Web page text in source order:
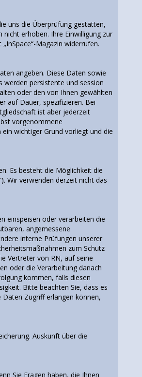
uns die Überprüfung gestatten,
erhoben. Ihre Einwilligung zur
Magazin widerrufen.
angeben. Diese Daten sowie
werden persistente und session
oder den von Ihnen gewählten
auf Dauer, spezifizieren. Bei
ist aber jederzeit
vorgenommene
wichtiger Grund vorliegt und die
Es besteht die Möglichkeit die
Wir verwenden derzeit nicht das
einspeisen oder verarbeiten die
angemessene
interne Prüfungen unserer
zum Schutz
Vertreter von RN, auf seine
oder die Verarbeitung danach
kommen, falls diesen
Bitte beachten Sie, dass es
Zugriff erlangen können,
Auskunft über die
Sie Fragen haben, die Ihnen